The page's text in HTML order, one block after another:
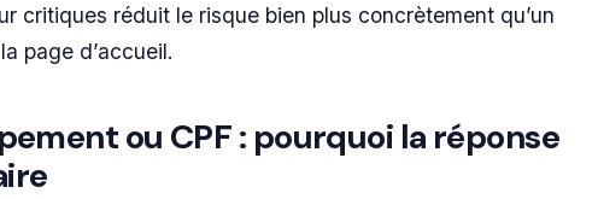
critiques réduit le risque bien plus concrètement qu’un
page d’accueil.
ou CPF : pourquoi la réponse